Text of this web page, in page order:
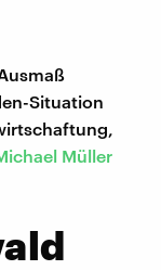
Situation
Müller